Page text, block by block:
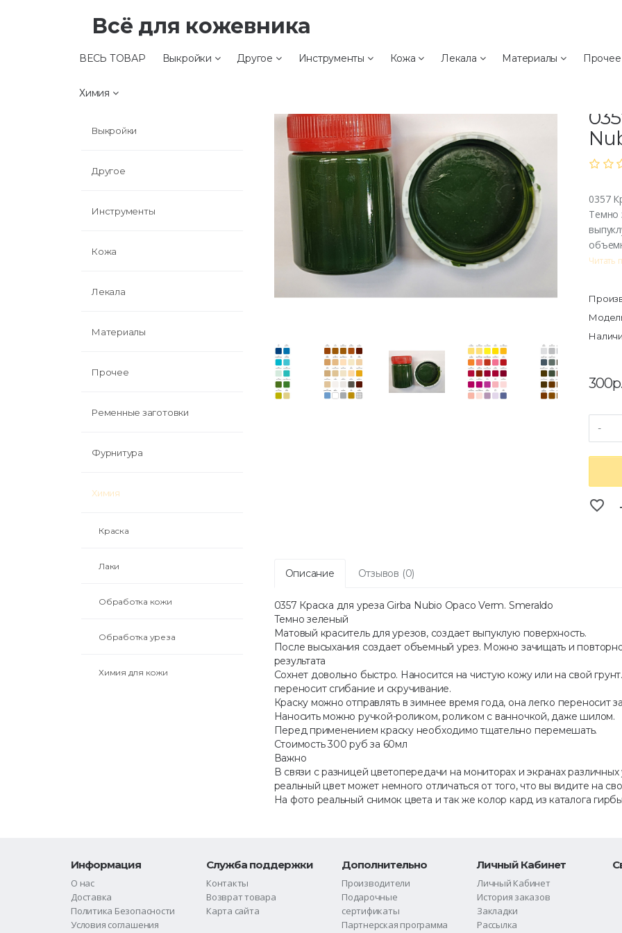
Всё для кожевника
ВЕСЬ ТОВАР Выкройки Другое Инструменты Кожа Лекала Материалы Прочее
Химия
ВЕСЬ ТОВАР
Выкройки
Другое
Инструменты
Кожа
Лекала
Материалы
Прочее
Ременные заготовки
Фурнитура
Химия
Краска
Лаки
Обработка кожи
Обработка уреза
Химия для кожи
0357
Темно
Читать
300р.
-
favorite_border
Описание Отзывов (0)
0357 Краска для уреза Girba Nubio Opaco Verm. Smeraldo
Темно зеленый
Матовый краситель для урезов, создает выпуклую поверхность.
После высыхания создает объемный урез. Можно зачищать и
результата
Сохнет довольно быстро. Наносится на чистую кожу или на свой
переносит сгибание и скручивание.
Краску можно отправлять в зимнее время года, она легко переносит
Наносить можно ручкой-роликом, роликом с ванночкой, даже шилом.
Перед применением краску необходимо тщательно перемешать.
Стоимость 300 руб за 60мл
Важно
В связи с разницей цветопередачи на мониторах и экранах
реальный цвет может немного отличаться от того, что вы видите на
На фото реальный снимок цвета и так же колор кард из каталога
Информация
О нас
Доставка
Политика Безопасности
Условия соглашения
Служба поддержки
Контакты
Возврат товара
Карта сайта
Дополнительно
Производители
Подарочные
сертификаты
Партнерская программа
Личный Кабинет
Личный Кабинет
История заказов
Закладки
Рассылка